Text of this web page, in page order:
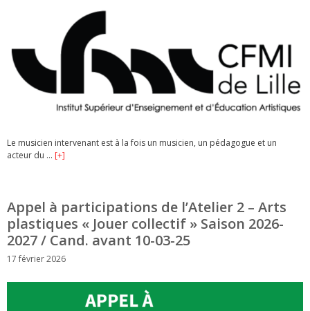
Le musicien intervenant est à la fois un musicien, un pédagogue et un
acteur du … [+]
Appel à participations de l’Atelier 2 – Arts
plastiques­ « Jouer collectif » Saison 2026-
2027 / Cand. avant 10-03-25
17 février 2026